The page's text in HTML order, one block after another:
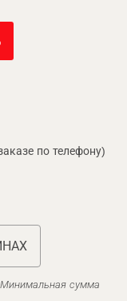
по телефону)
сумма